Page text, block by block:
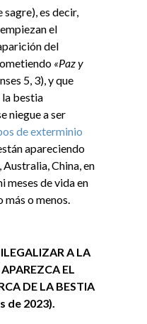
sagre), es decir,
el
del
«Paz y
5, 3), y que
la bestia
niegue a ser
de exterminio
apareciendo
China, en
meses de vida en
más o menos.
A LA
EL
DE LA BESTIA
de 2023).